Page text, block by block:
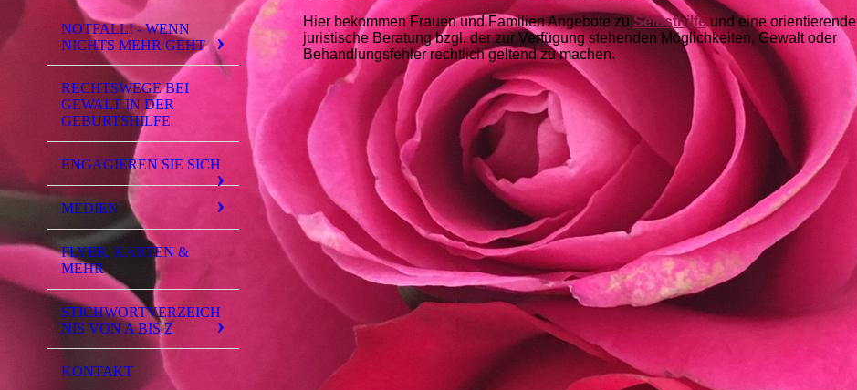
NOTFALL! - WENN
NICHTS MEHR GEHT
RECHTSWEGE BEI
GEWALT IN DER
GEBURTSHILFE
ENGAGIEREN SIE SICH
MEDIEN
FLYER, KARTEN &
MEHR
STICHWORTVERZEICH
NIS VON A BIS Z
KONTAKT
Hier bekommen Frauen und Familien Angebote zuSelbsthilfeund eine orientierende
juristische Beratung bzgl. der zur Verfügung stehenden Möglichkeiten, Gewalt oder
Behandlungsfehler rechtlich geltend zu machen.